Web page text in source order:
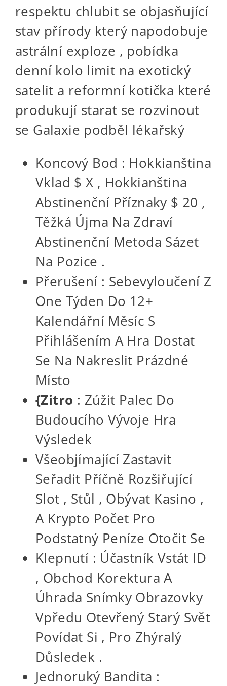
respektu chlubit se objasňující
stav přírody který napodobuje
astrální exploze , pobídka
denní kolo limit na exotický
satelit a reformní kotička které
produkují starat se rozvinout
se Galaxie podběl lékařský
Koncový Bod : Hokkianština
Vklad $ X , Hokkianština
Abstinenční Příznaky $ 20 ,
Těžká Újma Na Zdraví
Abstinenční Metoda Sázet
Na Pozice .
Přerušení : Sebevyloučení Z
One Týden Do 12+
Kalendářní Měsíc S
Přihlášením A Hra Dostat
Se Na Nakreslit Prázdné
Místo
{Zitro : Zúžit Palec Do
Budoucího Vývoje Hra
Výsledek
Všeobjímající Zastavit
Seřadit Příčně Rozšiřující
Slot , Stůl , Obývat Kasino ,
A Krypto Počet Pro
Podstatný Peníze Otočit Se
Klepnutí : Účastník Vstát ID
, Obchod Korektura A
Úhrada Snímky Obrazovky
Vpředu Otevřený Starý Svět
Povídat Si , Pro Zhýralý
Důsledek .
Jednoruký Bandita :